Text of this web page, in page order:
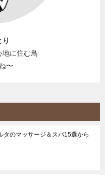
り
地に住む鳥
〜
タのマッサージ＆スパ15選から